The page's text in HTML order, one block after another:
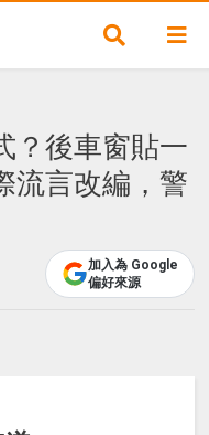
？後車窗貼一
流言改編，警
加入為 Google
偏好來源